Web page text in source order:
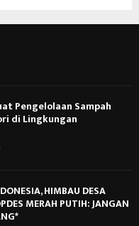
Pengelolaan Sampah
di Lingkungan
HIMBAU DESA
MERAH PUTIH: JANGAN